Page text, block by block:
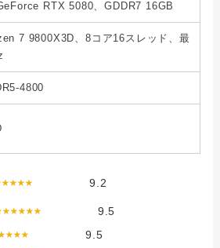
RTX 5080、GDDR7 16GB
7 9800X3D、8コア16スレッド、最
4800
9.2
9.5
9.5